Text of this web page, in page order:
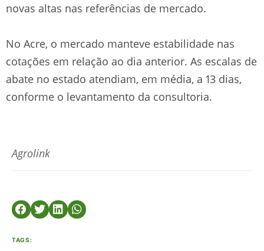
novas altas nas referências de mercado.
No Acre, o mercado manteve estabilidade nas
cotações em relação ao dia anterior. As escalas de
abate no estado atendiam, em média, a 13 dias,
conforme o levantamento da consultoria.
Agrolink
TAGS: